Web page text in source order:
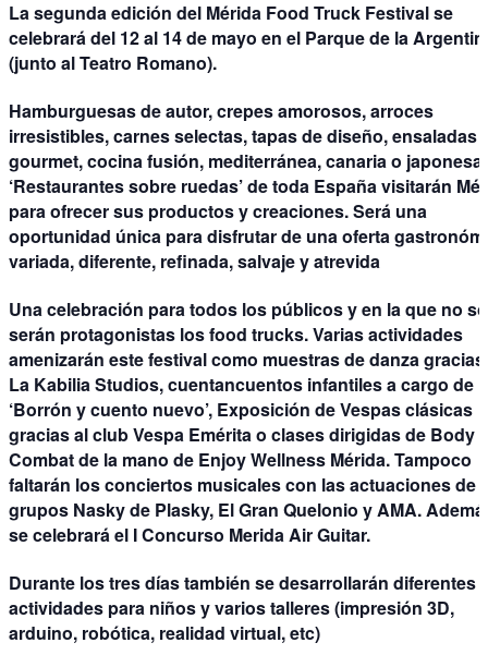
La segunda edición del Mérida Food Truck Festivalse
celebrará del 12 al 14 de mayo en el Parque de la
(junto al Teatro Romano).
Hamburguesas de autor, crepes amorosos, arroces
irresistibles, carnes selectas, tapas de diseño, ensaladas
gourmet, cocina fusión, mediterránea, canaria o japonesa.
‘Restaurantes sobre ruedas’de toda España visitarán
paraofrecer sus productos y creaciones. Será una
oportunidad única para disfrutar de una oferta
variada, diferente, refinada, salvaje y atrevida
Una celebración para todos los públicos y en la que no
serán protagonistas los food trucks.Varias actividades
amenizarán este festivalcomo muestras de danza gracias
La Kabilia Studios, cuentancuentos infantiles a cargo de
‘Borrón y cuento nuevo’, Exposición de Vespas clásicas
gracias al club Vespa Emérita o clases dirigidas de Body
Combat de la mano de Enjoy Wellness Mérida. Tampoco
faltarán losconciertos musicalescon las actuaciones de
grupos Nasky de Plasky, El Gran Quelonio y AMA.
se celebrará el I Concurso Merida Air Guitar.
Durante los tres días también se desarrollarán diferentes
actividades para niños y varios talleres(impresión 3D,
arduino, robótica, realidad virtual, etc)